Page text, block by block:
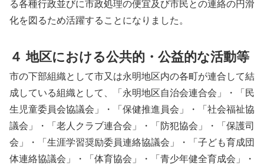
る各種行政並びに市政処理の便宜及び市民との連絡の円滑
化を図るため活躍することになりました。
４ 地区における公共的・公益的な活動等
市の下部組織として市又は永明地区内の各町が連合して結
成している組織として、「永明地区自治会連合会」・「民
生児童委員会協議会」・「保健推進員会」・「社会福祉協
議会」・「老人クラブ連合会」・「防犯協会」・「保護司
会」・「生涯学習奨励委員連絡協議会」・「子ども育成団
体連絡協議会」・「体育協会」・「青少年健全育成会」・